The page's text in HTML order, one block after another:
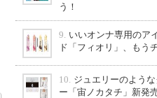
う！
9. いいオンナ専用のア
ド「フィオリ」、もう
10. ジュエリーのよう
ー「宙ノカタチ」新発